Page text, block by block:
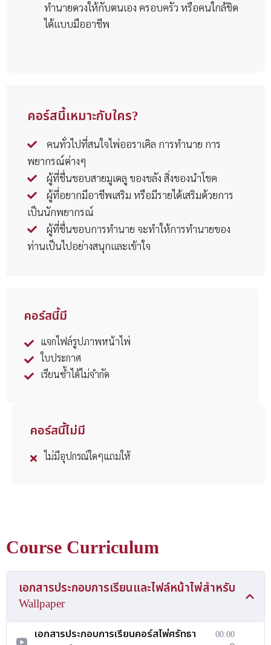
ทำนายดวงให้กับตนเอง ครอบครัว หรือคนใกล้ชิด
ได้แบบมืออาชีพ
คอร์สนี้เหมาะกับใคร?
คนทั่วไปที่สนใจไพ่ออราเคิล การทำนาย การ
พยากรณ์ต่างๆ
ผู้ที่ชื่นชอบสายมูเตลู ของขลัง สิ่งของนำโชค
ผู้ที่อยากมีอาชีพเสริม หรือมีรายได้เสริมด้วยการ
เป็นนักพยากรณ์
ผู้ที่ชื่นชอบการทำนาย จะทำให้การทำนายของ
ท่านเป็นไปอย่างสนุกและเข้าใจ
คอร์สนี้มี
แจกไฟล์รูปภาพหน้าไพ่
ใบประกาศ
เรียนซ้ำได้ไม่จำกัด
คอร์สนี้ไม่มี
ไม่มีอุปกรณ์ใดๆแถมให้
Course Curriculum
เอกสารประกอบการเรียนและไฟล์หน้าไพ่สำหรับ
Wallpaper
เอกสารประกอบการเรียนคอร์สไพ่ศรัทธา
00:00